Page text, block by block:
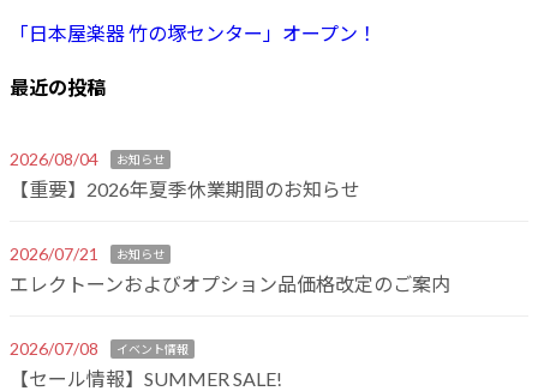
「日本屋楽器 竹の塚センター」オープン！
最近の投稿
2026/08/04 お知らせ
【重要】2026年夏季休業期間のお知らせ
2026/07/21 お知らせ
エレクトーンおよびオプション品価格改定のご案内
2026/07/08 イベント情報
【セール情報】SUMMER SALE!